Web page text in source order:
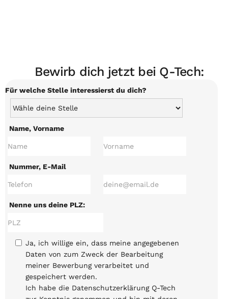
Bewirb dich jetzt bei Q-Tech:
Für welche Stelle interessierst du dich?
Name, Vorname
Nummer, E-Mail
Nenne uns deine PLZ:
Ja, ich willige ein, dass meine angegebenen
Daten von zum Zweck der Bearbeitung
meiner Bewerbung verarbeitet und
gespeichert werden.
Ich habe die Datenschutzerklärung Q-Tech